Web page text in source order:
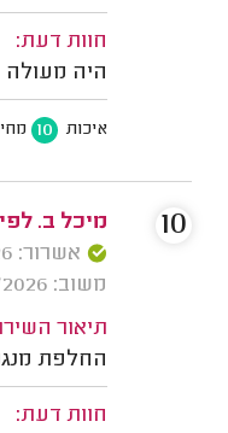
חוות דעת:
היה מעולה
איכות 10
מיכל ב.
אשרור: 27/04/2026
משוב: 27/01/2026
תיאור
החלפת
חוות דעת:
10